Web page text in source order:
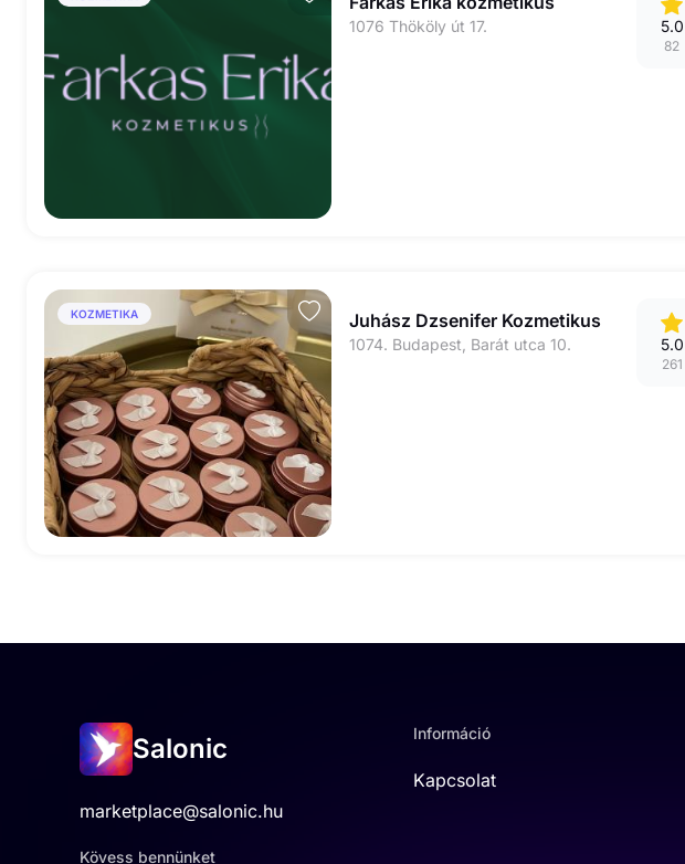
1076 Thököly út 17. 5.0
82
KOZMETIKA Juhász Dzsenifer Kozmetikus
1074. Budapest, Barát utca 10. 5.0
261
Salonic
marketplace@salonic.hu
Kövess bennünket
Információ
Kapcsolat